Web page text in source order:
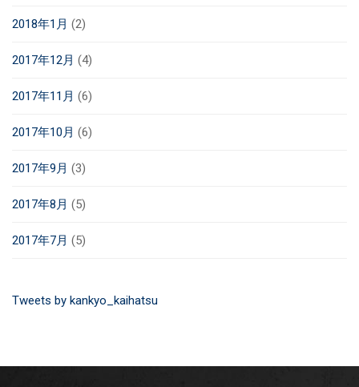
2018年1月 (2)
2017年12月 (4)
2017年11月 (6)
2017年10月 (6)
2017年9月 (3)
2017年8月 (5)
2017年7月 (5)
Tweets by kankyo_kaihatsu